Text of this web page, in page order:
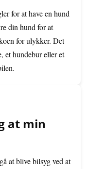
for at have en hund
din hund for at
for ulykker. Det
et hundebur eller et
at min
at blive bilsyg ved at